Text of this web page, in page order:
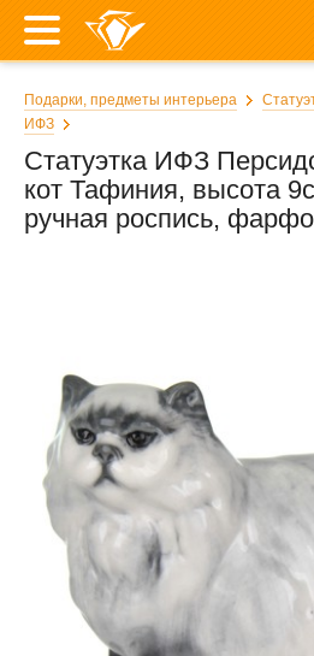
Подарки, предметы интерьера
ИФЗ
Статуэтка ИФЗ
кот Тафиния, высота
ручная роспись,